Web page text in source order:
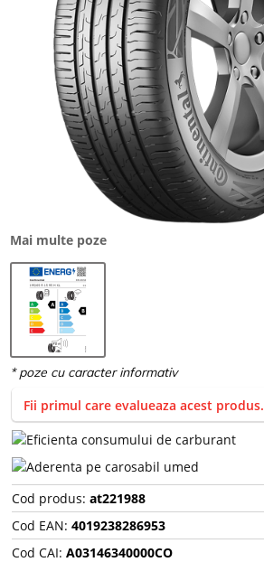
Mai multe poze
Fii primul care evalueaza acest produs.
Cod produs: at221988
Cod EAN: 4019238286953
Cod CAI: A03146340000CO